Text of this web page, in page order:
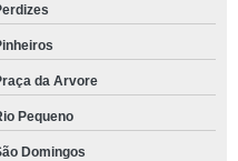
da Arvore
Pequeno
Domingos